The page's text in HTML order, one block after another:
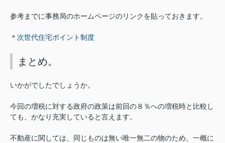
参考までに事務局のホームページのリンクを貼っておきます。
＊ 次世代住宅ポイント制度
まとめ。
いかがでしたでしょうか。
今回の増税に対する政府の政策は前回の８％への増税時と比較し
ても、かなり充実していると言えます。
不動産に関しては、同じものは無い唯一無二の物のため、一概に